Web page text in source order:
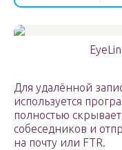
Для удалённой
используется
полностью
собеседников и
на почту или FTR.